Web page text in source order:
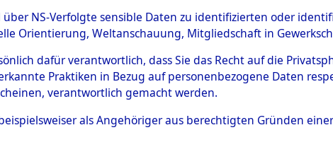
→Kreis
0129
über NS-Verfolgte sensible Daten zu identifizierten oder
Orientierung, Weltanschauung, Mitgliedschaft in
dafür verantwortlich, dass Sie das Recht auf die
Praktiken in Bezug auf personenbezogene Daten
verantwortlich gemacht werden.
als Angehöriger aus berechtigten Gründen